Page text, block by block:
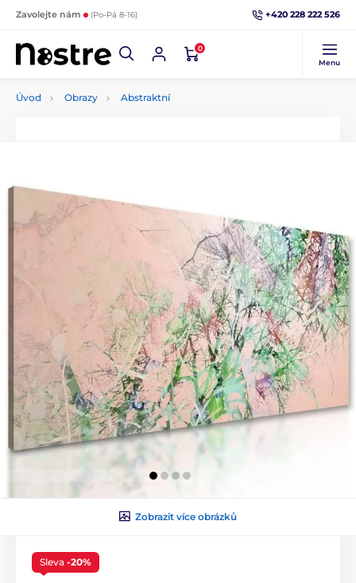
Zavolejte nám (Po-Pá 8-16) +420 228 222 526
0
Menu
Úvod Obrazy Abstraktní
Zobrazit více obrázků
Sleva -20%